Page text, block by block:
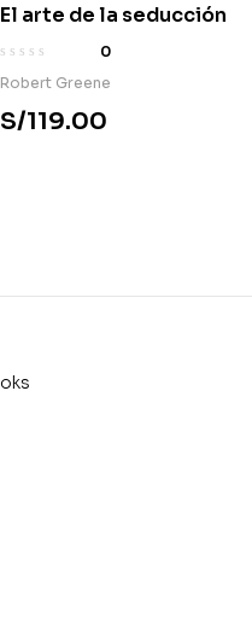
El arte de la seducción
0
Robert Greene
S/119.00